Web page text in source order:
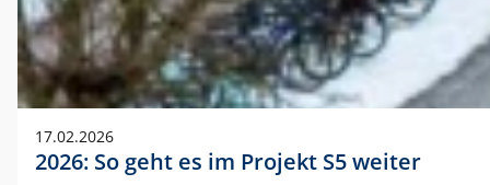
17.02.2026
2026: So geht es im Projekt S5 weiter